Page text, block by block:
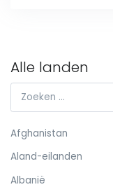
Alle landen
Afghanistan
Aland-eilanden
Albanië